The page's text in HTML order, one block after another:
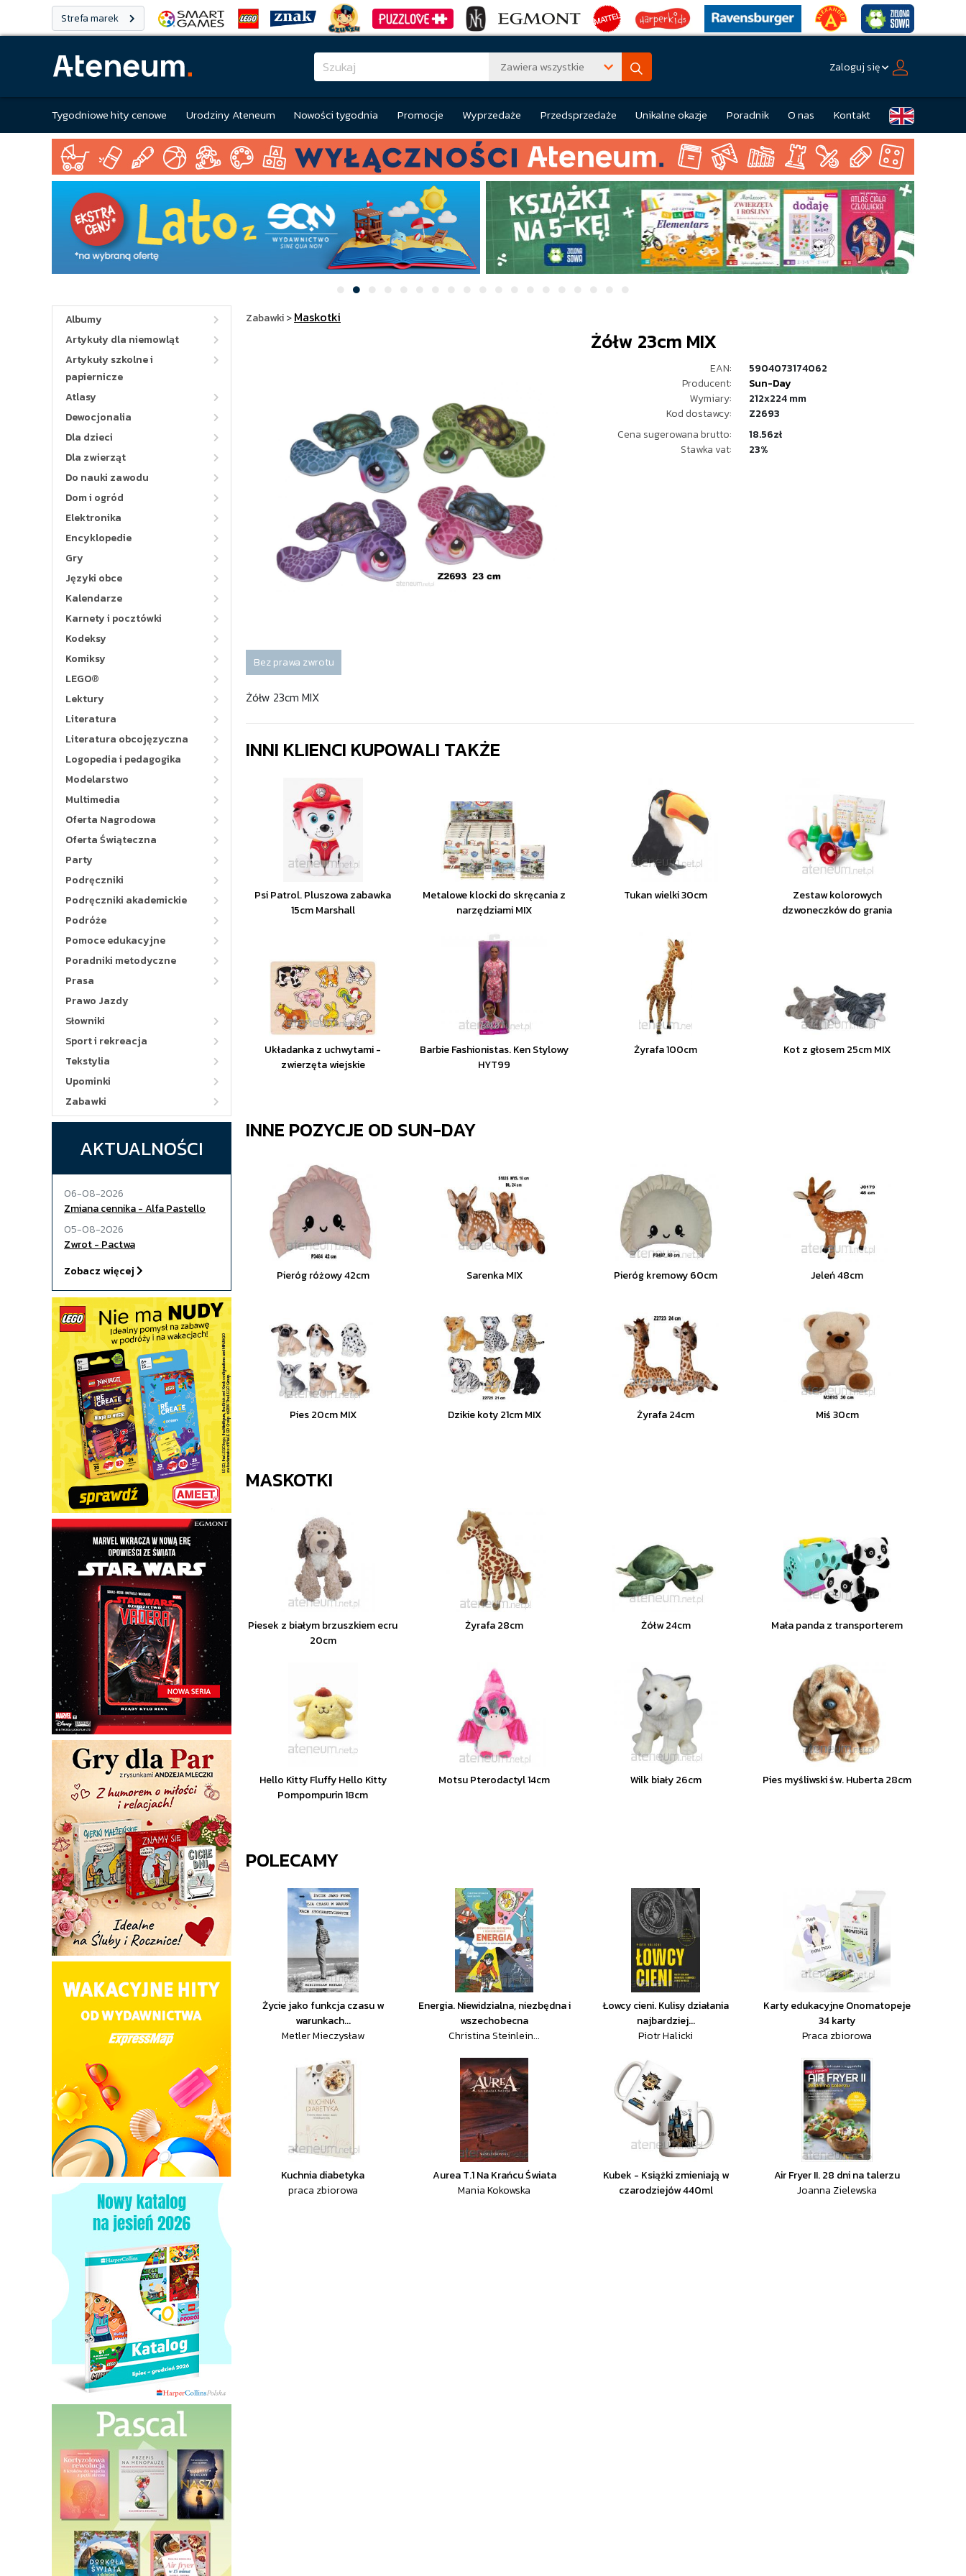
Strefa marek
Zawiera wszystkie Zaloguj się
Tygodniowe hity cenowe Urodziny Ateneum Nowości tygodnia Promocje Wyprzedaże Przedsprzedaże Unikalne okazje Poradnik O nas Kontakt
Albumy
Artykuły dla niemowląt
Artykuły szkolne i
papiernicze
Atlasy
Dewocjonalia
Dla dzieci
Dla zwierząt
Do nauki zawodu
Dom i ogród
Elektronika
Encyklopedie
Gry
Języki obce
Kalendarze
Karnety i pocztówki
Kodeksy
Komiksy
LEGO®
Lektury
Literatura
Literatura obcojęzyczna
Logopedia i pedagogika
Modelarstwo
Multimedia
Oferta Nagrodowa
Oferta Świąteczna
Party
Podręczniki
Podręczniki akademickie
Podróże
Pomoce edukacyjne
Poradniki metodyczne
Prasa
Prawo Jazdy
Słowniki
Sport i rekreacja
Tekstylia
Upominki
Zabawki
AKTUALNOŚCI
06-08-2026
Zmiana cennika - Alfa Pastello
05-08-2026
Zwrot - Pactwa
Zobacz więcej
Zabawki>Maskotki
Żółw 23cm MIX
EAN:
5904073174062
Producent:
Sun-Day
Wymiary:
212x224 mm
Kod dostawcy:
Z2693
Cena sugerowana brutto:
18.56zł
Stawka vat:
23%
Bez prawa zwrotu
Żółw 23cm MIX
INNI KLIENCI KUPOWALI TAKŻE
Psi Patrol. Pluszowa zabawka
15cm Marshall
Metalowe klocki do skręcania z
narzędziami MIX
Tukan wielki 30cm
Zestaw kolorowych
dzwoneczków do grania
Układanka z uchwytami -
zwierzęta wiejskie
Barbie Fashionistas. Ken Stylowy
HYT99
Żyrafa 100cm Kot z głosem 25cm MIX
INNE POZYCJE OD SUN-DAY
Pieróg różowy 42cm Sarenka MIX Pieróg kremowy 60cm Jeleń 48cm
Pies 20cm MIX Dzikie koty 21cm MIX Żyrafa 24cm Miś 30cm
MASKOTKI
Piesek z białym brzuszkiem ecru
20cm
Żyrafa 28cm Żółw 24cm Mała panda z transporterem
Hello Kitty Fluffy Hello Kitty
Pompompurin 18cm
Motsu Pterodactyl 14cm Wilk biały 26cm Pies myśliwski św. Huberta 28cm
POLECAMY
Życie jako funkcja czasu w
warunkach...
Metler Mieczysław
Energia. Niewidzialna, niezbędna i
wszechobecna
Christina Steinlein...
Łowcy cieni. Kulisy działania
najbardziej...
Piotr Halicki
Karty edukacyjne Onomatopeje
34 karty
Praca zbiorowa
Kuchnia diabetyka
praca zbiorowa
Aurea T.1 Na Krańcu Świata
Mania Kokowska
Kubek - Książki zmieniają w
czarodziejów 440ml
Air Fryer II. 28 dni na talerzu
Joanna Zielewska